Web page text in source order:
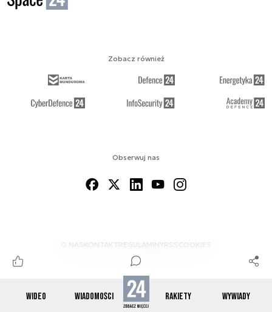
WIDEO WIADOMOŚCI RAKIETY WYWIADY
Obserwuj nas
O NAS KONTAKTREGULAMINYRSS COOKIES
Zobacz również
© 2012-2026 SPACE24